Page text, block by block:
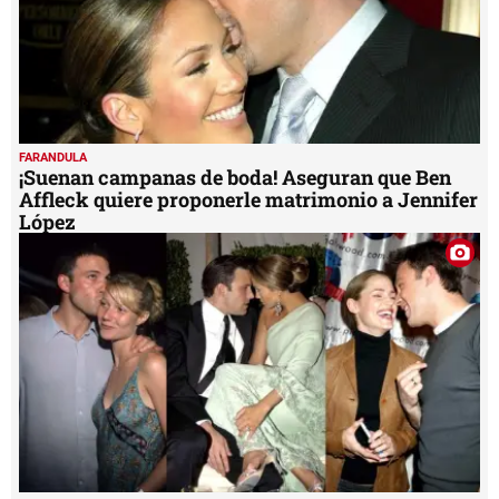
FARANDULA
¡Suenan campanas de boda! Aseguran que Ben
Affleck quiere proponerle matrimonio a Jennifer
López